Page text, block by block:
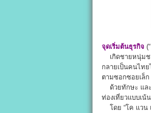
จุดเริ่มต้นธุรกิจ (“
เกิดชายหนุ่มช
กลายเป็นคนไทย
ตามซอกซอยเล็ก
ด้วยทักษะ และ
ท่องเที่ยวแบบเน้
โดย “โค แวน